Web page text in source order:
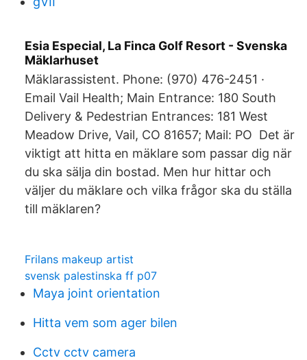
Esia Especial, La Finca Golf Resort - Svenska
Mäklarhuset
Mäklarassistent. Phone: (970) 476-2451 ·
Email Vail Health; Main Entrance: 180 South
Delivery & Pedestrian Entrances: 181 West
Meadow Drive, Vail, CO 81657; Mail: PO Det är
viktigt att hitta en mäklare som passar dig när
du ska sälja din bostad. Men hur hittar och
väljer du mäklare och vilka frågor ska du ställa
till mäklaren?
Frilans makeup artist
svensk palestinska ff p07
Maya joint orientation
Hitta vem som ager bilen
Cctv cctv camera